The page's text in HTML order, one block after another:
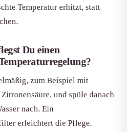
Temperatur erhitzt, statt
Du einen
zum Beispiel mit
und spüle danach
nach. Ein
erleichtert die Pflege.